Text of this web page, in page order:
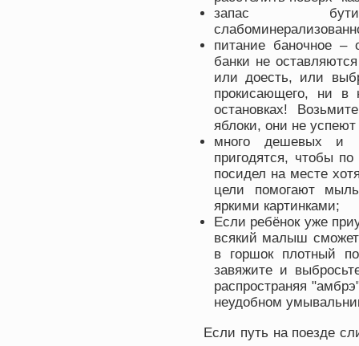
запас
питание баночное –
банки не
или доесть, или
прокисающего, ни в
остановках!
яблоки, они не успеют
много дешевых и
пригодятся, чтобы
посидел на месте
цели помогают
яркими картинками;
Если ребёнок уже
всякий малыш сможет
в горшок плотный
завяжите и
распространяя
неудобном
Если путь на поезде